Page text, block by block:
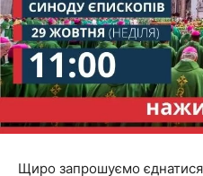
Щиро запрошуємо єднатися